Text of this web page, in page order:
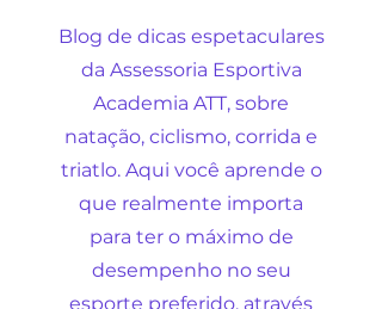
Blog de dicas espetaculares
da Assessoria Esportiva
Academia ATT, sobre
natação, ciclismo, corrida e
triatlo. Aqui você aprende o
que realmente importa
para ter o máximo de
desempenho no seu
esporte preferido, através